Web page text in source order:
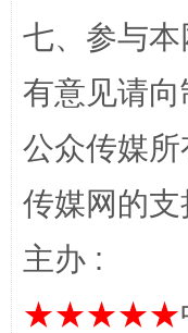
网上购药
七、参与
有意见请
公众传媒
传媒网的
主办 :
★★★★★